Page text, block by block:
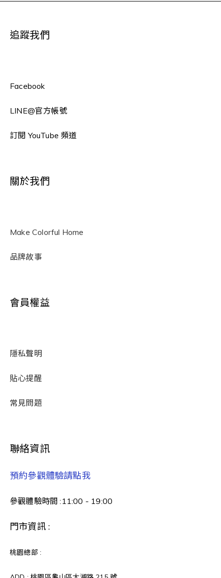
追蹤我們
Facebook
LINE@官方帳號
訂閱 YouTube 頻道
關於我們
Make Colorful Home
品牌故事
會員權益
隱私聲明
貼心提醒
常見問題
聯絡資訊
預約參觀體驗請點我
參觀體驗時間 :11:00 - 19:00
門市資訊 :
桃園總部 :